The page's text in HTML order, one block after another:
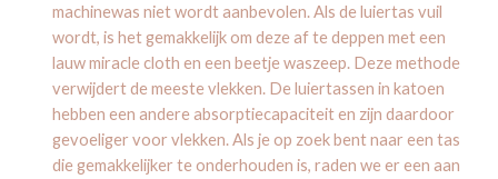
machinewas niet wordt aanbevolen. Als de luiertas vuil
wordt, is het gemakkelijk om deze af te deppen met een
lauw miracle cloth en een beetje waszeep. Deze methode
verwijdert de meeste vlekken. De luiertassen in katoen
hebben een andere absorptiecapaciteit en zijn daardoor
gevoeliger voor vlekken. Als je op zoek bent naar een tas
die gemakkelijker te onderhouden is, raden we er een aan